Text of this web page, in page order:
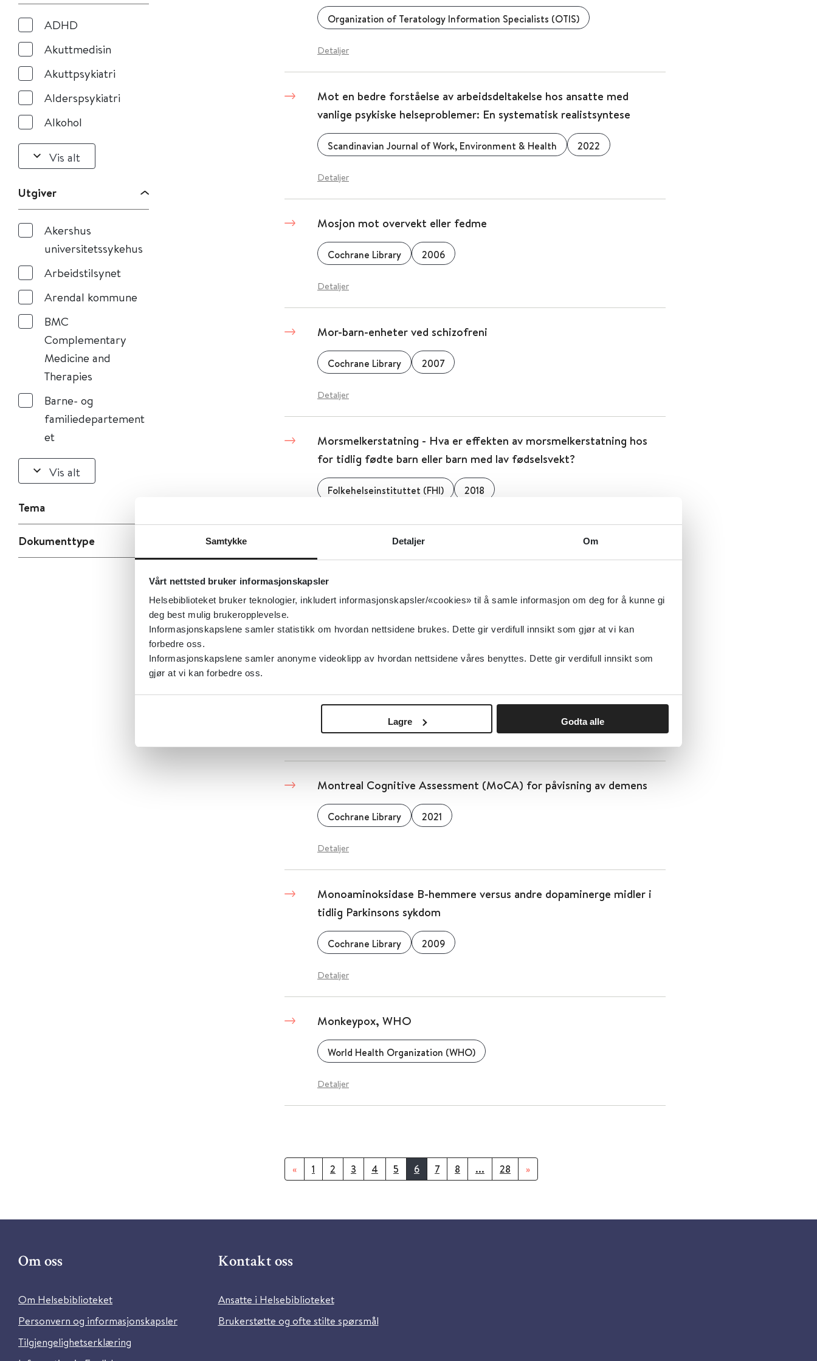
Samtykke Detaljer Om
Vårt nettsted bruker informasjonskapsler
Helsebiblioteket bruker teknologier, inkludert informasjonskapsler/«cookies» til å samle informasjon om deg for å kunne gi
deg best mulig brukeropplevelse.
Informasjonskapslene samler statistikk om hvordan nettsidene brukes. Dette gir verdifull innsikt som gjør at vi kan
forbedre oss.
Informasjonskapslene samler anonyme videoklipp av hvordan nettsidene våres benyttes. Dette gir verdifull innsikt som
gjør at vi kan forbedre oss.
Lagre Godta alle
ADHD
Akuttmedisin
Akuttpsykiatri
Alderspsykiatri
Alkohol
Vis alt
Utgiver
Akershus
universitetssykehus
Arbeidstilsynet
Arendal kommune
BMC
Complementary
Medicine and
Therapies
Barne- og
familiedepartement
et
Vis alt
Tema
Dokumenttype
Organization of Teratology Information Specialists (OTIS)
Detaljer
Mot en bedre forståelse av arbeidsdeltakelse hos ansatte med
vanlige psykiske helseproblemer: En systematisk realistsyntese
Scandinavian Journal of Work, Environment & Health 2022
Detaljer
Mosjon mot overvekt eller fedme
Cochrane Library 2006
Detaljer
Mor-barn-enheter ved schizofreni
Cochrane Library 2007
Detaljer
Morsmelkerstatning - Hva er effekten av morsmelkerstatning hos
for tidlig fødte barn eller barn med lav fødselsvekt?
Folkehelseinstituttet (FHI) 2018
Detaljer
Cochrane Library 2007
Detaljer
Cochrane Library 2015
Montreal Cognitive Assessment (MoCA) for påvisning av demens
Cochrane Library 2021
Detaljer
Monoaminoksidase B-hemmere versus andre dopaminerge midler i
tidlig Parkinsons sykdom
Cochrane Library 2009
Detaljer
Monkeypox, WHO
World Health Organization (WHO)
Detaljer
« 1 2 3 4 5 6 7 8 ... 28 »
Om oss
Om Helsebiblioteket
Personvern og informasjonskapsler
Tilgjengelighetserklæring
Kontakt oss
Ansatte i Helsebiblioteket
Brukerstøtte og ofte stilte spørsmål